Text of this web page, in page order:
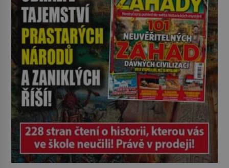
Naprosto rekordní kometu!
Astronomové Pedro Bernardinelli a
Gary Bernstein mravenčí prací
zkoumají archivní snímky v rámci
Průzkumu temné energie […]